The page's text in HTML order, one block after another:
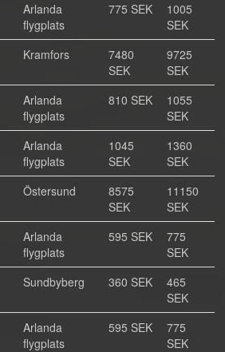
Arlanda
flygplats
775 SEK
1005
SEK
Kramfors
7480
SEK
9725
SEK
Arlanda
flygplats
810 SEK
1055
SEK
Arlanda
flygplats
1045
SEK
1360
SEK
Östersund
8575
SEK
11150
SEK
Arlanda
flygplats
595 SEK
775
SEK
Sundbyberg 360 SEK
465
SEK
Arlanda
flygplats
595 SEK
775
SEK